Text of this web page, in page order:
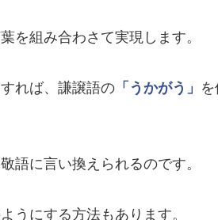
を組み合わさて実現します。
すれば、謙譲語の 「うかがう」
語に言い換えられるのです。
うにする方法もあります。